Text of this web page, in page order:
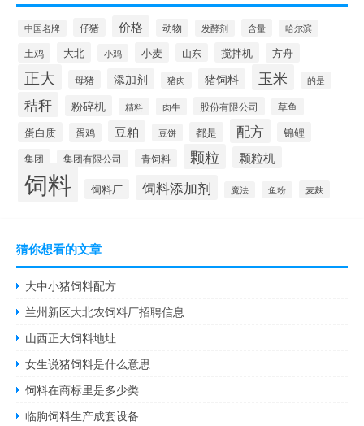
中国名牌 仔猪 价格 动物 发酵剂 含量 哈尔滨
土鸡 大北 小鸡 小麦 山东 搅拌机 方舟
正大 母猪 添加剂 猪肉 猪饲料 玉米 的是
秸秆 粉碎机 精料 肉牛 股份有限公司 草鱼
蛋白质 蛋鸡 豆粕 豆饼 都是 配方 锦鲤
集团 集团有限公司 青饲料 颗粒 颗粒机
饲料 饲料厂 饲料添加剂 魔法 鱼粉 麦麸
猜你想看的文章
大中小猪饲料配方
兰州新区大北农饲料厂招聘信息
山西正大饲料地址
女生说猪饲料是什么意思
饲料在商标里是多少类
临朐饲料生产成套设备